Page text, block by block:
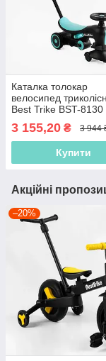
Каталка толокар
велосипед
Best Trike BST-8130
Бірюзовий, з
ручкою
3 155,20 ₴ 3 944
Купити
Акційні
–20%